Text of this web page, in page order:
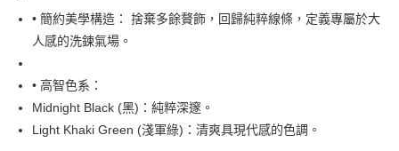
• 簡約美學構造： 捨棄多餘贅飾，回歸純粹線條，定義專屬於大
人感的洗鍊氣場。
• 高智色系：
Midnight Black (黑)：純粹深邃。
Light Khaki Green (淺軍綠)：清爽具現代感的色調。